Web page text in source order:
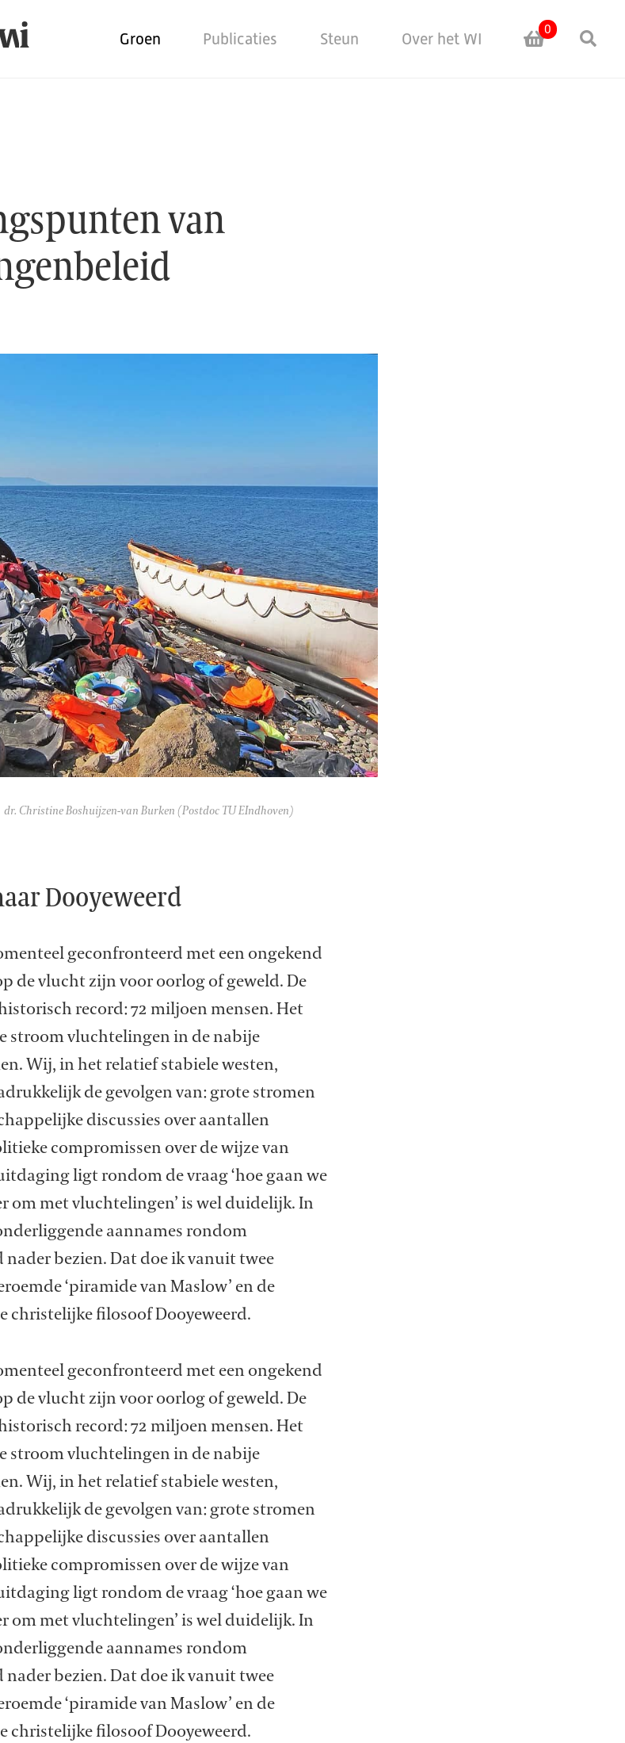
Groen Publicaties Steun Over het WI 0
van
dr. Christine Boshuijzen-van Burken (Postdoc TU EIndhoven)
Dooyeweerd
geconfronteerd met een ongekend
de vlucht zijn voor oorlog of geweld. De
record: 72 miljoen mensen. Het
stroom vluchtelingen in de nabije
Wij, in het relatief stabiele westen,
de gevolgen van: grote stromen
discussies over aantallen
compromissen over de wijze van
ligt rondom de vraag ‘hoe gaan we
om met vluchtelingen’ is wel duidelijk. In
aannames rondom
bezien. Dat doe ik vanuit twee
‘piramide van Maslow’ en de
christelijke filosoof Dooyeweerd.
geconfronteerd met een ongekend
de vlucht zijn voor oorlog of geweld. De
record: 72 miljoen mensen. Het
stroom vluchtelingen in de nabije
Wij, in het relatief stabiele westen,
de gevolgen van: grote stromen
discussies over aantallen
compromissen over de wijze van
ligt rondom de vraag ‘hoe gaan we
om met vluchtelingen’ is wel duidelijk. In
aannames rondom
bezien. Dat doe ik vanuit twee
‘piramide van Maslow’ en de
christelijke filosoof Dooyeweerd.